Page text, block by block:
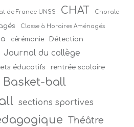
de France UNSS CHAT Chorale
Classe à Horaires Aménagés
cérémonie Détection
Journal du collège
éducatifs rentrée scolaire
Basket-ball
sections sportives
Théâtre